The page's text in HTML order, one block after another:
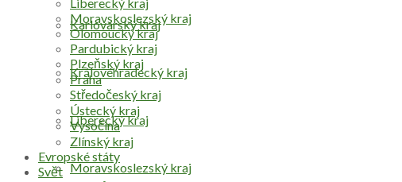
Karlovarský kraj
Královéhradecký kraj
Liberecký kraj
Moravskoslezský kraj
Moravskoslezský kraj
Olomoucký kraj
Pardubický kraj
Plzeňský kraj
Praha
Středočeský kraj
Ústecký kraj
Vysočina
Zlínský kraj
Evropské státy
Svět